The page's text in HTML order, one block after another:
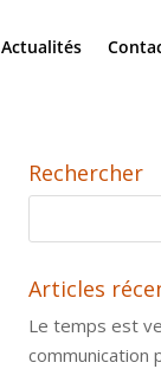
Actualités
Rechercher
Articles
Le temps est
communication